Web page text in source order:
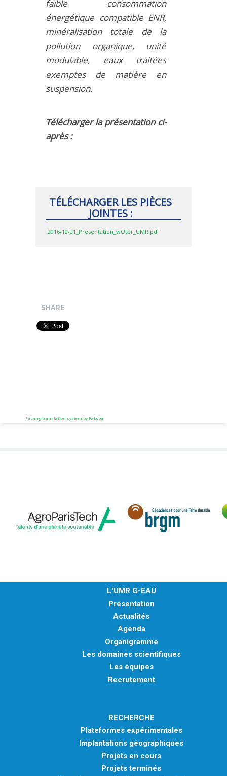
faible consommation
énergétique compatible ENR,
minéralisation totale de la
pollution organique, unité
modulable, eaux traitées
exemptes de matière en
suspension.
Télécharger la présentation ci-
après :
TÉLÉCHARGER LES PIÈCES
JOINTES :
2016-10-21_Presentation_wOter_UMR.pdf
SHARE
FaLang translation system by Faboba
L'UMR G-EAU
Présentation
Actualités
Agenda
Organigramme
Les domaines scientifiques
Les équipes
Recrutement
RECHERCHE
Plateformes expérimentales
Implantations géographiques
Projets en cours
Projets terminés